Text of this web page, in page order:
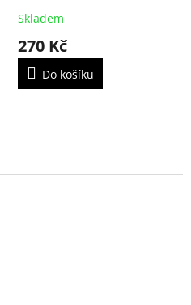
(ad blue, NOx, 10279084)
Skladem
270 Kč
Do košíku